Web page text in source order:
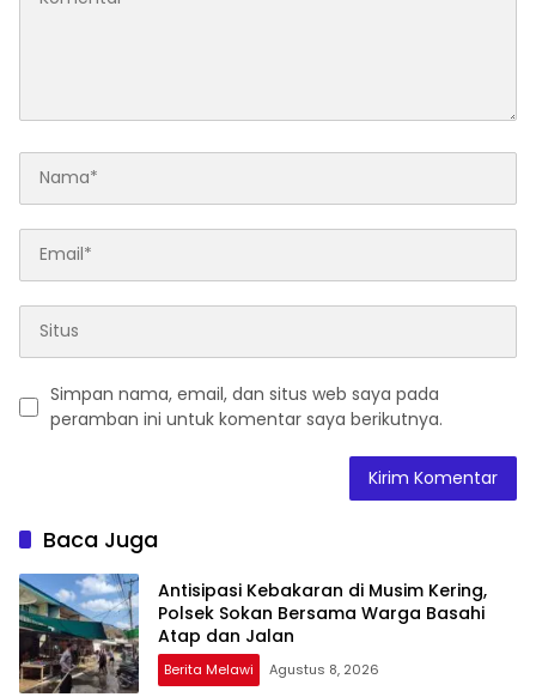
Simpan nama, email, dan situs web saya pada
peramban ini untuk komentar saya berikutnya.
Baca Juga
Antisipasi Kebakaran di Musim Kering,
Polsek Sokan Bersama Warga Basahi
Atap dan Jalan
Berita Melawi Agustus 8, 2026